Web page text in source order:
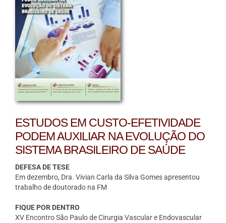
ESTUDOS EM CUSTO-EFETIVIDADE
PODEM AUXILIAR NA EVOLUÇÃO DO
SISTEMA BRASILEIRO DE SAÚDE
DEFESA DE TESE
Em dezembro, Dra. Vivian Carla da Silva Gomes apresentou
trabalho de doutorado na FM
FIQUE POR DENTRO
XV Encontro São Paulo de Cirurgia Vascular e Endovascular